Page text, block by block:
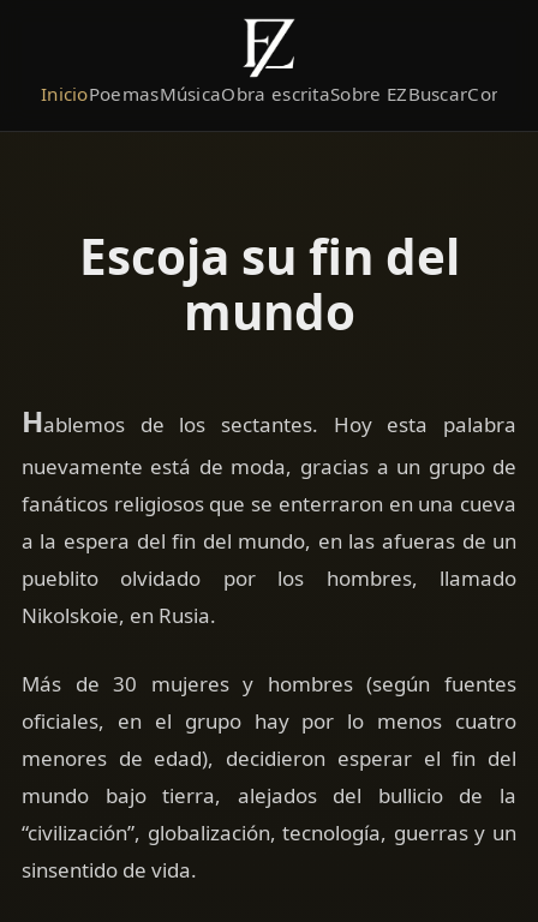
InicioPoemasMúsicaObra escritaSobre EZBuscar
Escoja su fin del
mundo
Hablemos de los sectantes. Hoy esta palabra
nuevamente está de moda, gracias a un grupo de
fanáticos religiosos que se enterraron en una cueva
a la espera del fin del mundo, en las afueras de un
pueblito olvidado por los hombres, llamado
Nikolskoie, en Rusia.
Más de 30 mujeres y hombres (según fuentes
oficiales, en el grupo hay por lo menos cuatro
menores de edad), decidieron esperar el fin del
mundo bajo tierra, alejados del bullicio de la
“civilización”, globalización, tecnología, guerras y un
sinsentido de vida.